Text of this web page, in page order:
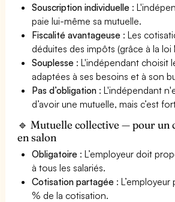
Souscription individuelle :
paie lui-même sa mutuelle.
Fiscalité avantageuse : Les
déduites des impôts (grâce à la loi
Souplesse : L'indépendant choisit
adaptées à ses besoins et à son
Pas d’obligation : L'indépendant
d’avoir une mutuelle, mais c’est
🔹 Mutuelle collective — pour un
en salon
Obligatoire : L’employeur doit
à tous les salariés.
Cotisation partagée :
% de la cotisation.